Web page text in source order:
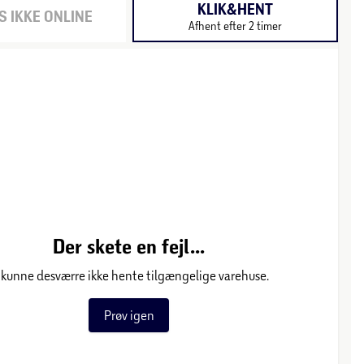
IKKE ONLINE KLIK&HENT
Afhent efter 2 timer
Der skete en fejl...
kunne desværre ikke hente tilgængelige varehuse.
Prøv igen